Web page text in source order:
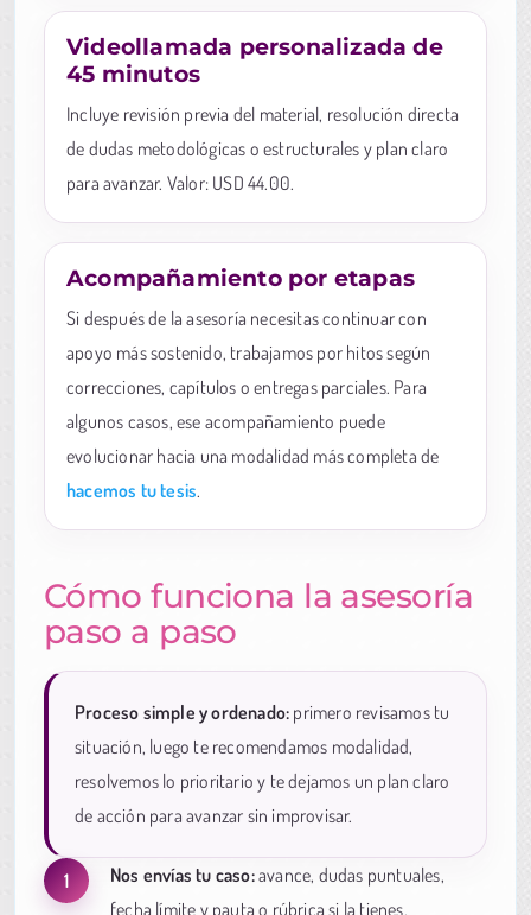
Videollamada personalizada de
45 minutos
Incluye revisión previa del material, resolución directa
de dudas metodológicas o estructurales y plan claro
para avanzar. Valor: USD 44.00.
Acompañamiento por etapas
Si después de la asesoría necesitas continuar con
apoyo más sostenido, trabajamos por hitos según
correcciones, capítulos o entregas parciales. Para
algunos casos, ese acompañamiento puede
evolucionar hacia una modalidad más completa de
hacemos tu tesis.
Cómo funciona la asesoría
paso a paso
Proceso simple y ordenado: primero revisamos tu
situación, luego te recomendamos modalidad,
resolvemos lo prioritario y te dejamos un plan claro
de acción para avanzar sin improvisar.
Nos envías tu caso:avance, dudas puntuales,
fecha límite y pauta o rúbrica si la tienes.